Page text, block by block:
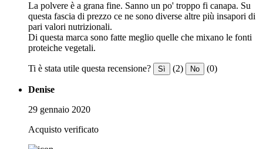
La polvere è a grana fine. Sanno un po' troppo fi canapa. Su
questa fascia di prezzo ce ne sono diverse altre più insapori di
pari valori nutrizionali.
Di questa marca sono fatte meglio quelle che mixano le fonti
proteiche vegetali.
Ti è stata utile questa recensione? Sì (2) No (0)
Denise
29 gennaio 2020
Acquisto verificato